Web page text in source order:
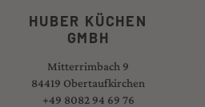
HUBER KÜCHEN
GMBH
Mitterrimbach 9
84419 Obertaufkirchen
+49 8082 94 69 76